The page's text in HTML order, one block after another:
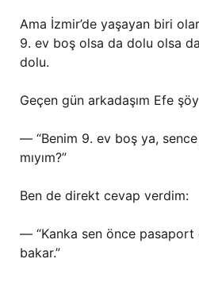
Ama İzmir’de yaşayan biri
9. ev boş olsa da dolu olsa
dolu.
Geçen gün arkadaşım Efe
— “Benim 9. ev boş ya, sence
mıyım?”
Ben de direkt cevap verdim:
— “Kanka sen önce pasaport
bakar.”